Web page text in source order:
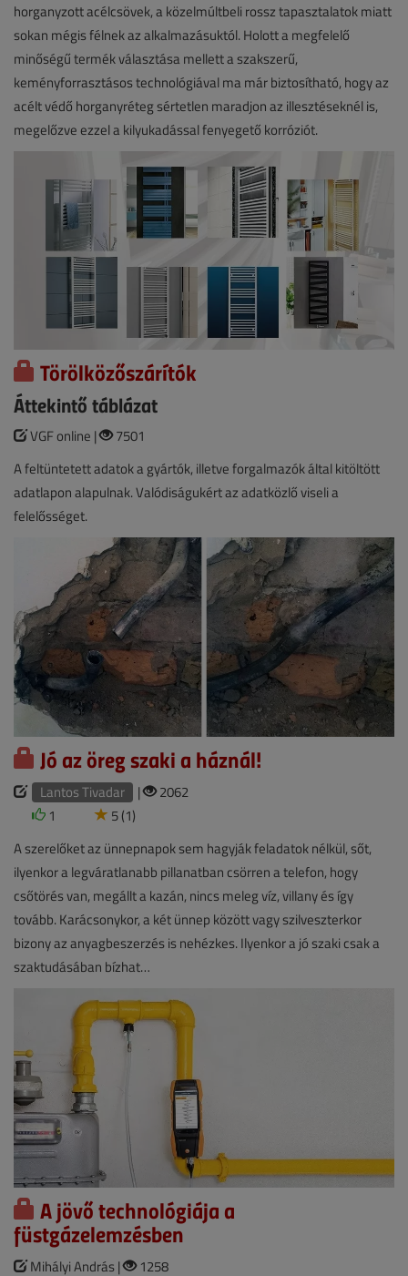
horganyzott acélcsövek, a közelmúltbeli rossz tapasztalatok miatt
sokan mégis félnek az alkalmazásuktól. Holott a megfelelő
minőségű termék választása mellett a szakszerű,
keményforrasztásos technológiával ma már biztosítható, hogy az
acélt védő horganyréteg sértetlen maradjon az illesztéseknél is,
megelőzve ezzel a kilyukadással fenyegető korróziót.
Törölközőszárítók
Áttekintő táblázat
VGF online |
7501
A feltüntetett adatok a gyártók, illetve forgalmazók által kitöltött
adatlapon alapulnak. Valódiságukért az adatközlő viseli a
felelősséget.
Jó az öreg szaki a háznál!
Lantos Tivadar |
2062
1
5 (1)
A szerelőket az ünnepnapok sem hagyják feladatok nélkül, sőt,
ilyenkor a legváratlanabb pillanatban csörren a telefon, hogy
csőtörés van, megállt a kazán, nincs meleg víz, villany és így
tovább. Karácsonykor, a két ünnep között vagy szilveszterkor
bizony az anyagbeszerzés is nehézkes. Ilyenkor a jó szaki csak a
szaktudásában bízhat…
A jövő technológiája a
füstgázelemzésben
Mihályi András |
1258